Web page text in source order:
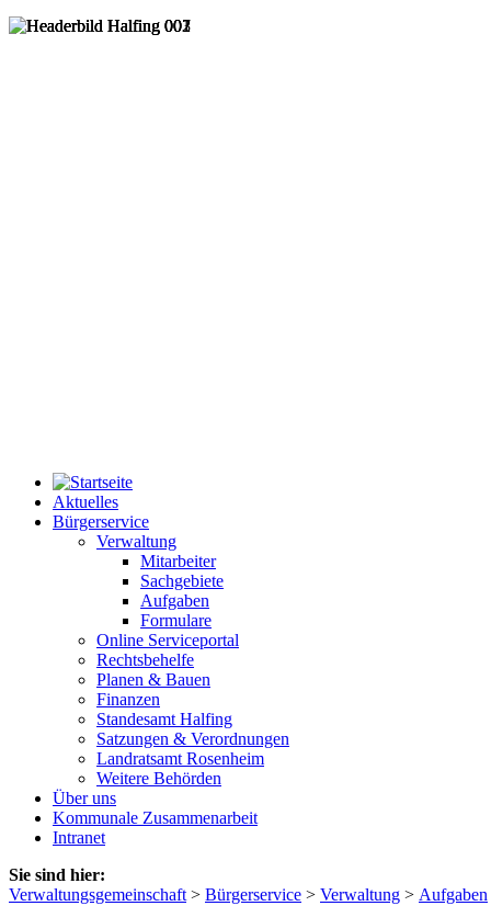
Aktuelles
Bürgerservice
Verwaltung
Mitarbeiter
Sachgebiete
Aufgaben
Formulare
Online Serviceportal
Rechtsbehelfe
Planen & Bauen
Finanzen
Standesamt Halfing
Satzungen & Verordnungen
Landratsamt Rosenheim
Weitere Behörden
Über uns
Kommunale Zusammenarbeit
Intranet
Sie sind hier:
Verwaltungsgemeinschaft > Bürgerservice > Verwaltung > Aufgaben